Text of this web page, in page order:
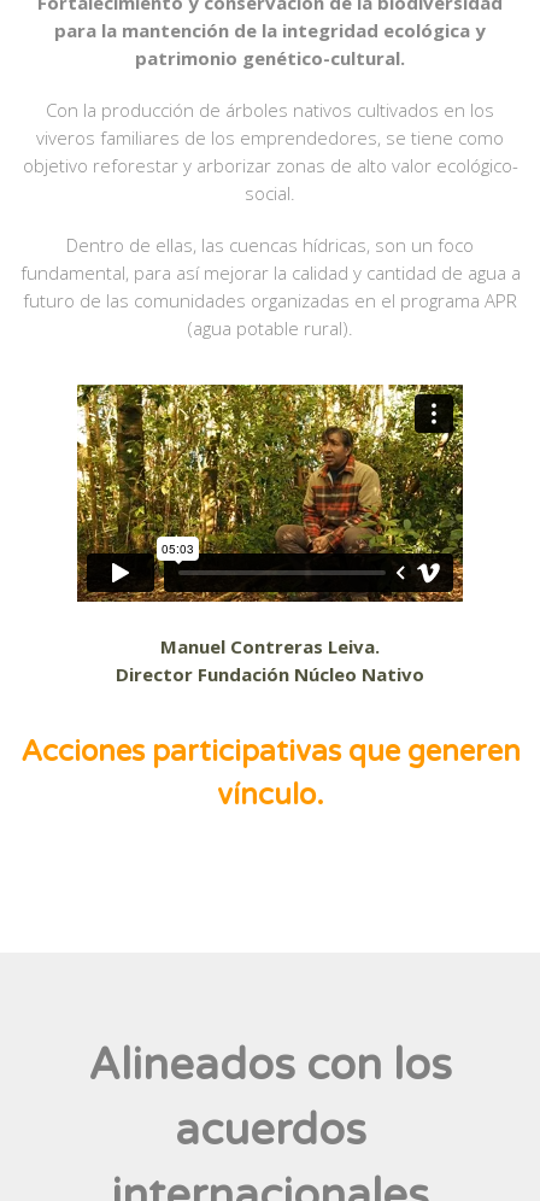
para la mantención de la integridad ecológica y
patrimonio genético-cultural.
Con la producción de árboles nativos cultivados en los
viveros familiares de los emprendedores, se tiene como
objetivo reforestar y arborizar zonas de alto valor ecológico-
social.
Dentro de ellas, las cuencas hídricas, son un foco
fundamental, para así mejorar la calidad y cantidad de agua a
futuro de las comunidades organizadas en el programa APR
(agua potable rural).
Manuel Contreras Leiva.
Director Fundación Núcleo Nativo
Acciones participativas que generen
vínculo.
Alineados con los
acuerdos